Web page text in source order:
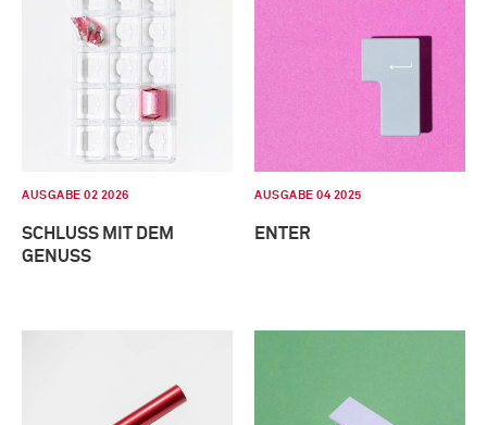
AUSGABE 02 2026
SCHLUSS MIT DEM
GENUSS
AUSGABE 04 2025
ENTER